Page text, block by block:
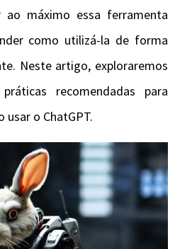
ao máximo essa ferramenta
como utilizá-la de forma
Neste artigo, exploraremos
recomendadas para
usar o ChatGPT.